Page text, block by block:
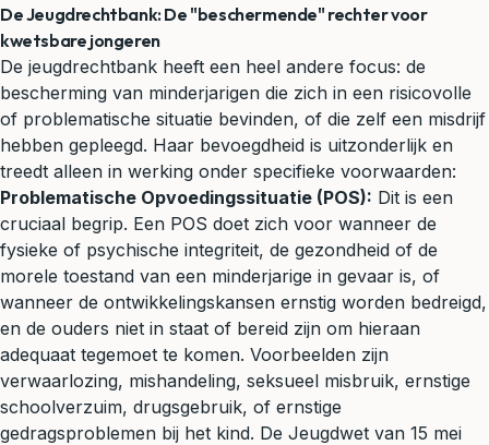
De Jeugdrechtbank: De "beschermende" rechter voor
kwetsbare jongeren
De jeugdrechtbank heeft een heel andere focus: de
bescherming van minderjarigen die zich in een risicovolle
of problematische situatie bevinden, of die zelf een misdrijf
hebben gepleegd. Haar bevoegdheid is uitzonderlijk en
treedt alleen in werking onder specifieke voorwaarden:
Problematische Opvoedingssituatie (POS): Dit is een
cruciaal begrip. Een POS doet zich voor wanneer de
fysieke of psychische integriteit, de gezondheid of de
morele toestand van een minderjarige in gevaar is, of
wanneer de ontwikkelingskansen ernstig worden bedreigd,
en de ouders niet in staat of bereid zijn om hieraan
adequaat tegemoet te komen. Voorbeelden zijn
verwaarlozing, mishandeling, seksueel misbruik, ernstige
schoolverzuim, drugsgebruik, of ernstige
gedragsproblemen bij het kind. De Jeugdwet van 15 mei